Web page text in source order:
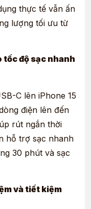
thực tế vẫn ấn
lượng tối ưu từ
tốc độ sạc nhanh
C lên iPhone 15
điện lên đến
rút ngắn thời
hỗ trợ sạc nhanh
30 phút và sạc
và tiết kiệm